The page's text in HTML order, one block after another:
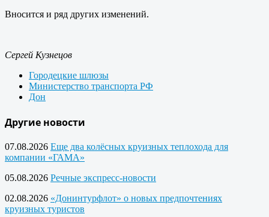
Вносится и ряд других изменений.
Сергей Кузнецов
Городецкие шлюзы
Министерство транспорта РФ
Дон
Другие новости
07.08.2026 Еще два колёсных круизных теплохода для
компании «ГАМА»
05.08.2026 Речные экспресс-новости
02.08.2026 «Донинтурфлот» о новых предпочтениях
круизных туристов